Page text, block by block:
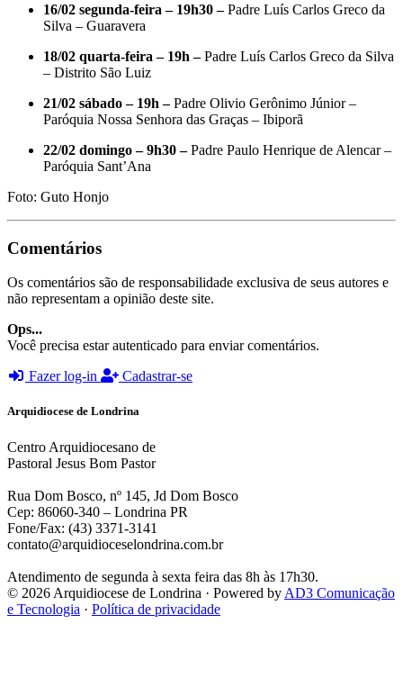
16/02 segunda-feira – 19h30 –Padre Luís Carlos Greco da
Silva – Guaravera
18/02 quarta-feira – 19h –Padre Luís Carlos Greco da Silva
– Distrito São Luiz
21/02 sábado – 19h –Padre Olivio Gerônimo Júnior –
Paróquia Nossa Senhora das Graças – Ibiporã
22/02 domingo – 9h30 –Padre Paulo Henrique de Alencar –
Paróquia Sant’Ana
Foto: Guto Honjo
Comentários
Os comentários são de responsabilidade exclusiva de seus autores e
não representam a opinião deste site.
Ops...
Você precisa estar autenticado para enviar comentários.
Fazer log-in
Cadastrar-se
Arquidiocese de Londrina
Centro Arquidiocesano de
Pastoral Jesus Bom Pastor
Rua Dom Bosco, nº 145, Jd Dom Bosco
Cep: 86060-340 – Londrina PR
Fone/Fax: (43) 3371-3141
contato@arquidioceselondrina.com.br
Atendimento de segunda à sexta feira das 8h às 17h30.
© 2026 Arquidiocese de Londrina · Powered by AD3 Comunicação
e Tecnologia · Política de privacidade